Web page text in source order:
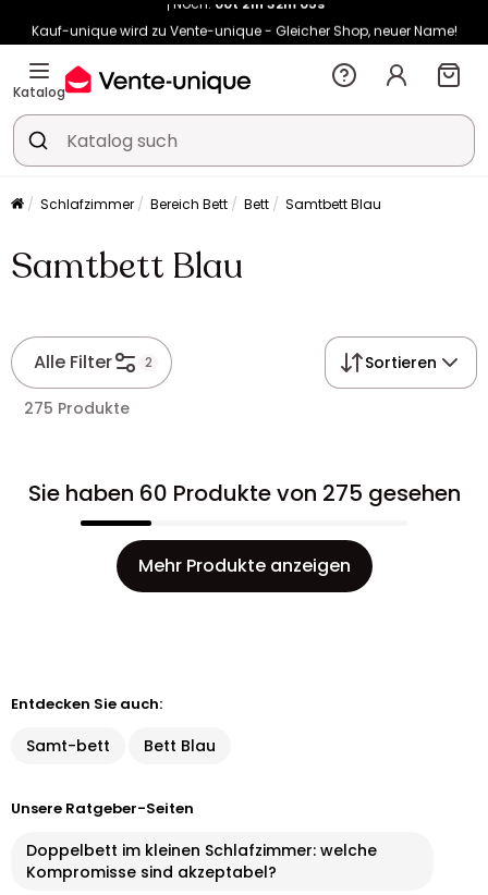
Kauf-unique wird zu Vente-unique - Gleicher Shop, neuer Name!
Noch:
Katalog
Schlafzimmer Bereich Bett Bett Samtbett Blau
Samtbett Blau
Alle Filter 2 Sortieren
275 Produkte
Sie haben 60 Produkte von 275 gesehen
Mehr Produkte anzeigen
Entdecken Sie auch:
Samt-bett Bett Blau
Unsere Ratgeber-Seiten
Doppelbett im kleinen Schlafzimmer: welche
Kompromisse sind akzeptabel?